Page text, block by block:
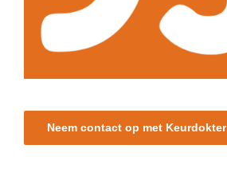
Neem contact op met Keurdokter